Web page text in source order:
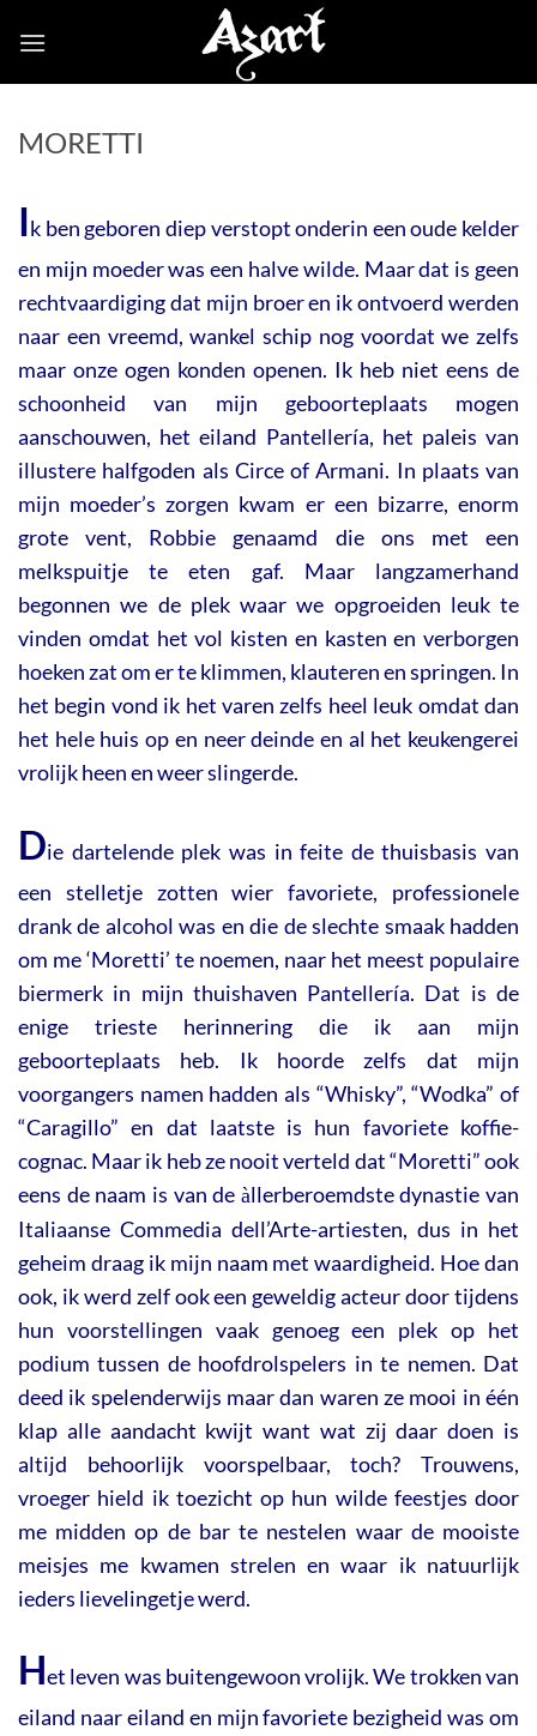
MORETTI
Ik ben geboren diep verstopt onderin een oude kelder
en mijn moeder was een halve wilde. Maar dat is geen
rechtvaardiging dat mijn broer en ik ontvoerd werden
naar een vreemd, wankel schip nog voordat we zelfs
maar onze ogen konden openen. Ik heb niet eens de
schoonheid van mijn geboorteplaats mogen
aanschouwen, het eiland Pantellería, het paleis van
illustere halfgoden als Circe of Armani. In plaats van
mijn moeder’s zorgen kwam er een bizarre, enorm
grote vent, Robbie genaamd die ons met een
melkspuitje te eten gaf. Maar langzamerhand
begonnen we de plek waar we opgroeiden leuk te
vinden omdat het vol kisten en kasten en verborgen
hoeken zat om er te klimmen, klauteren en springen. In
het begin vond ik het varen zelfs heel leuk omdat dan
het hele huis op en neer deinde en al het keukengerei
vrolijk heen en weer slingerde.
Die dartelende plek was in feite de thuisbasis van
een stelletje zotten wier favoriete, professionele
drank de alcohol was en die de slechte smaak hadden
om me ‘Moretti’ te noemen, naar het meest populaire
biermerk in mijn thuishaven Pantellería. Dat is de
enige trieste herinnering die ik aan mijn
geboorteplaats heb. Ik hoorde zelfs dat mijn
voorgangers namen hadden als “Whisky”, “Wodka” of
“Caragillo” en dat laatste is hun favoriete koffie-
cognac. Maar ik heb ze nooit verteld dat “Moretti” ook
eens de naam is van de àllerberoemdste dynastie van
Italiaanse Commedia dell’Arte-artiesten, dus in het
geheim draag ik mijn naam met waardigheid. Hoe dan
ook, ik werd zelf ook een geweldig acteur door tijdens
hun voorstellingen vaak genoeg een plek op het
podium tussen de hoofdrolspelers in te nemen. Dat
deed ik spelenderwijs maar dan waren ze mooi in één
klap alle aandacht kwijt want wat zij daar doen is
altijd behoorlijk voorspelbaar, toch? Trouwens,
vroeger hield ik toezicht op hun wilde feestjes door
me midden op de bar te nestelen waar de mooiste
meisjes me kwamen strelen en waar ik natuurlijk
ieders lievelingetje werd.
Het leven was buitengewoon vrolijk. We trokken van
eiland naar eiland en mijn favoriete bezigheid was om